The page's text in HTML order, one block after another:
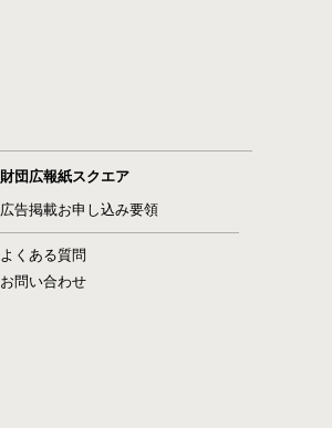
財団広報紙スクエア
広告掲載お申し込み要領
よくある質問
お問い合わせ